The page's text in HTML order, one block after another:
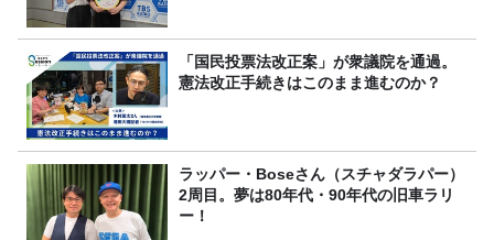
「国民投票法改正案」が衆議院を通過。
憲法改正手続きはこのまま進むのか？
ラッパー・Boseさん（スチャダラパー）
2周目。夢は80年代・90年代の旧車ラリ
ー！